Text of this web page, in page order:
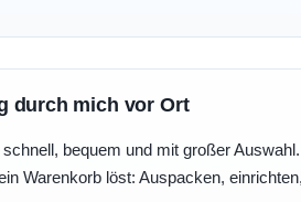
durch mich vor Ort
bequem und mit großer
Warenkorb löst: Auspacken,